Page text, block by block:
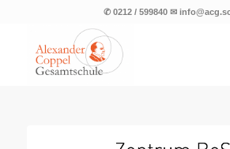
✆ 0212 / 599840 ✉